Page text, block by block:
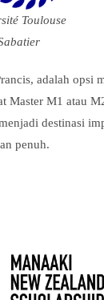
Toulouse
adalah
Master M1 atau
destinasi
penuh.